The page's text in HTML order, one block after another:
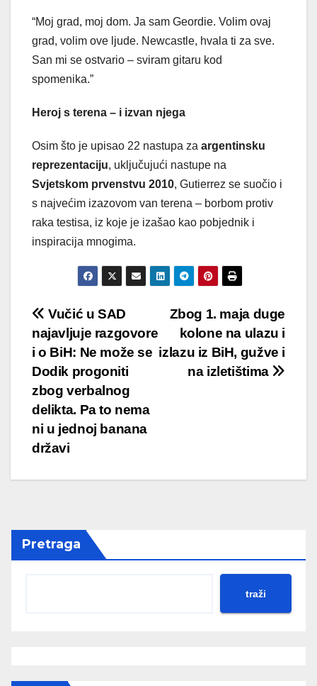
“Moj grad, moj dom. Ja sam Geordie. Volim ovaj
grad, volim ove ljude. Newcastle, hvala ti za sve.
San mi se ostvario – sviram gitaru kod
spomenika.”
Heroj s terena – i izvan njega
Osim što je upisao 22 nastupa za argentinsku
reprezentaciju, uključujući nastupe na
Svjetskom prvenstvu 2010, Gutierrez se suočio i
s najvećim izazovom van terena – borbom protiv
raka testisa, iz koje je izašao kao pobjednik i
inspiracija mnogima.
Post
navigation
Zbog 1. maja duge
kolone na ulazu i
izlazu iz BiH, gužve i
na izletištima
Vučić u SAD
najavljuje razgovore
i o BiH: Ne može se
Dodik progoniti
zbog verbalnog
delikta. Pa to nema
ni u jednoj banana
državi
Pretraga
traži